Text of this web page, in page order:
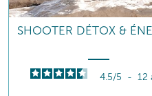
SHOOTER DÉTOX &
4.5/5 - 12